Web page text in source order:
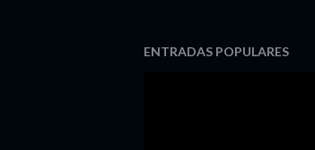
ENTRADAS POPULARES